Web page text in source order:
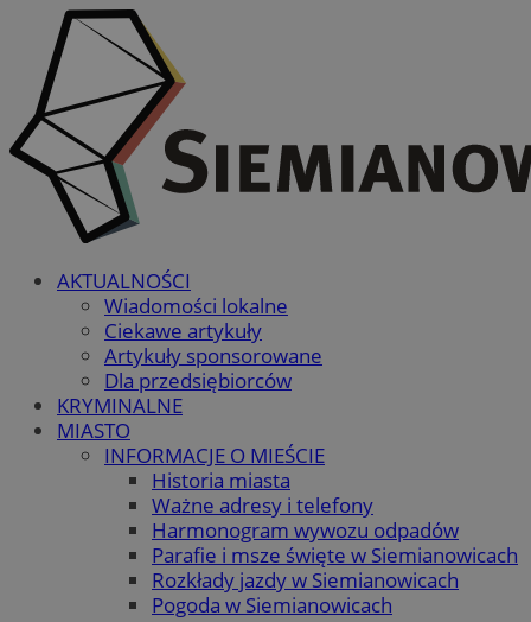
AKTUALNOŚCI
Wiadomości lokalne
Ciekawe artykuły
Artykuły sponsorowane
Dla przedsiębiorców
KRYMINALNE
MIASTO
INFORMACJE O MIEŚCIE
Historia miasta
Ważne adresy i telefony
Harmonogram wywozu odpadów
Parafie i msze święte w Siemianowicach
Rozkłady jazdy w Siemianowicach
Pogoda w Siemianowicach